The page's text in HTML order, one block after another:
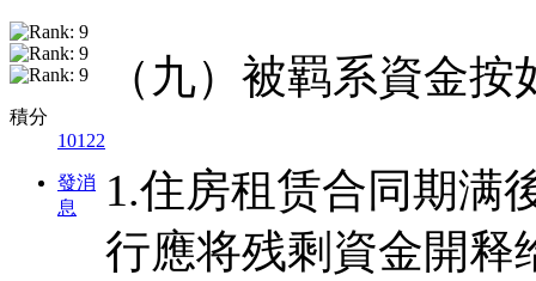
積分
10122
發消
息
（九）被羁系資金
1.住房租赁合同期满
行應将残剩資金開释